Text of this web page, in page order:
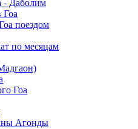
- Даболим
Гоа
поездом
по месяцам
Гоа
Агонды